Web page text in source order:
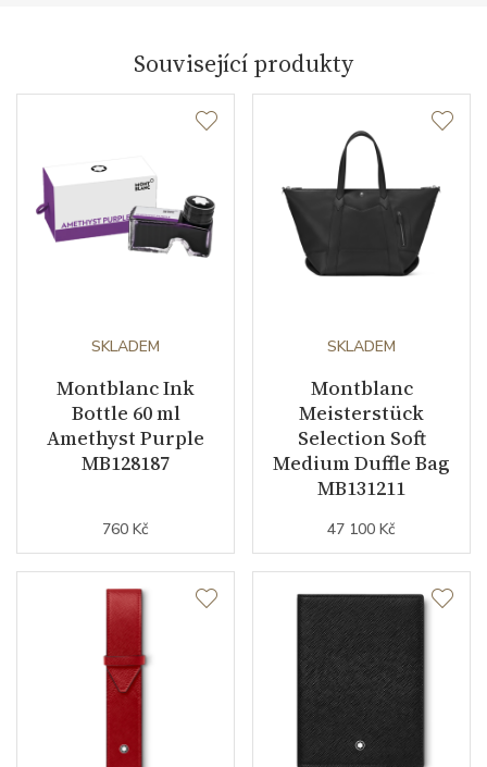
Související produkty
SKLADEM
Montblanc Ink
Bottle 60 ml
Amethyst Purple
MB128187
760 Kč
SKLADEM
Montblanc
Meisterstück
Selection Soft
Medium Duffle Bag
MB131211
47 100 Kč